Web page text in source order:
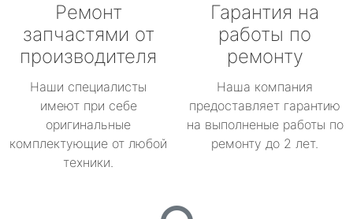
Ремонт
запчастями от
производителя
Наши специалисты
имеют при себе
оригинальные
комплектующие от любой
техники.
Гарантия на
работы по
ремонту
Наша компания
предоставляет гарантию
на выполненые работы по
ремонту до 2 лет.